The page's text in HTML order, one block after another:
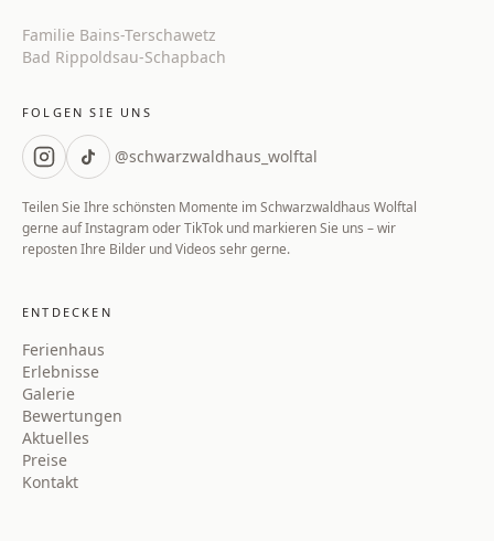
Familie Bains-Terschawetz
Bad Rippoldsau‑Schapbach
FOLGEN SIE UNS
@schwarzwaldhaus_wolftal
Teilen Sie Ihre schönsten Momente im Schwarzwaldhaus Wolftal
gerne auf Instagram oder TikTok und markieren Sie uns – wir
reposten Ihre Bilder und Videos sehr gerne.
ENTDECKEN
Ferienhaus
Erlebnisse
Galerie
Bewertungen
Aktuelles
Preise
Kontakt